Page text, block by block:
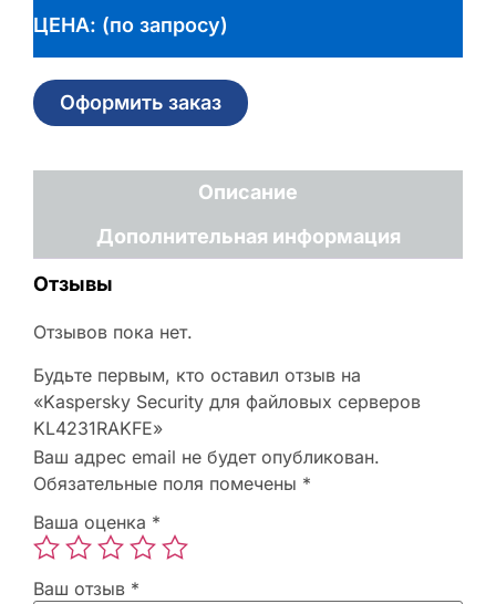
ЦЕНА: (по запросу)
Оформить заказ
Описание
Дополнительная информация
Отзывы
Отзывов пока нет.
Будьте первым, кто оставил отзыв на
«Kaspersky Security для файловых серверов
KL4231RAKFE»
Ваш адрес email не будет опубликован.
Обязательные поля помечены *
Ваша оценка *
Ваш отзыв *